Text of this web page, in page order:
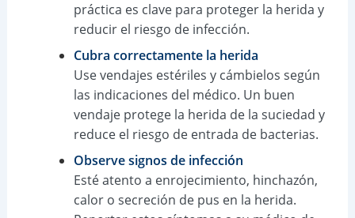
práctica es clave para proteger la herida y
reducir el riesgo de infección.
Cubra correctamente la herida
Use vendajes estériles y cámbielos según
las indicaciones del médico. Un buen
vendaje protege la herida de la suciedad y
reduce el riesgo de entrada de bacterias.
Observe signos de infección
Esté atento a enrojecimiento, hinchazón,
calor o secreción de pus en la herida.